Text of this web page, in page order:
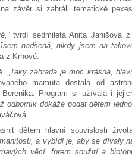
závěr si zahráli tematické
tvrdí sedmiletá Anita Janišová
nadšená, nikdy jsem na
z Krhové.
„Taky zahrada je moc krásná,
mamuta dostala od
Program si užívala i
dokáže podat dětem
dětem hlavní souvislosti
a vybídl je, aby se dívaly
věcí, forem soužití a